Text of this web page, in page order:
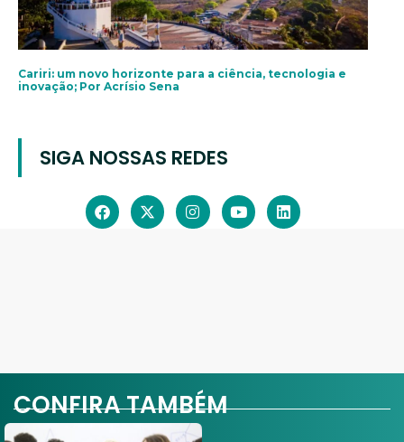
Cariri: um novo horizonte para a ciência, tecnologia e
inovação; Por Acrísio Sena
SIGA NOSSAS REDES
CONFIRA TAMBÉM